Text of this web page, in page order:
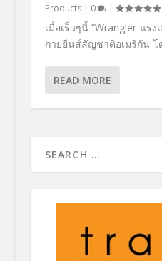
Products| 0 |
เมื่อเร็วๆนี้ “Wrangler-แร
กายยีนส์สัญชาติอเมริกัน โ
READ MORE